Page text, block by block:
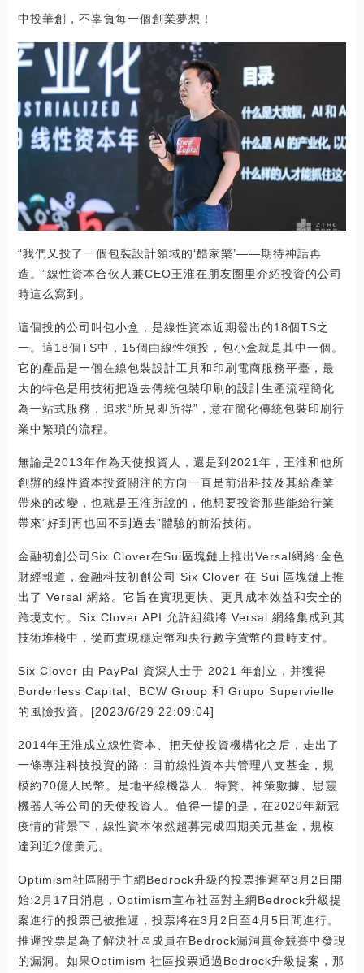
中投華創，不辜負每一個創業夢想！
“我們又投了一個包裝設計領域的‘酷家樂’——期待神話再
造。”線性資本合伙人兼CEO王淮在朋友圈里介紹投資的公司
時這么寫到。
這個投的公司叫包小盒，是線性資本近期發出的18個TS之
一。這18個TS中，15個由線性領投，包小盒就是其中一個。
它的產品是一個在線包裝設計工具和印刷電商服務平臺，最
大的特色是用技術把過去傳統包裝印刷的設計生產流程簡化
為一站式服務，追求“所見即所得”，意在簡化傳統包裝印刷行
業中繁瑣的流程。
無論是2013年作為天使投資人，還是到2021年，王淮和他所
創辦的線性資本投資關注的方向一直是前沿科技及其給產業
帶來的改變，也就是王淮所說的，他想要投資那些能給行業
帶來“好到再也回不到過去”體驗的前沿技術。
金融初創公司Six Clover在Sui區塊鏈上推出Versal網絡:金色
財經報道，金融科技初創公司 Six Clover 在 Sui 區塊鏈上推
出了 Versal 網絡。它旨在實現更快、更具成本效益和安全的
跨境支付。Six Clover API 允許組織將 Versal 網絡集成到其
技術堆棧中，從而實現穩定幣和央行數字貨幣的實時支付。
Six Clover 由 PayPal 資深人士于 2021 年創立，并獲得
Borderless Capital、BCW Group 和 Grupo Supervielle
的風險投資。[2023/6/29 22:09:04]
2014年王淮成立線性資本、把天使投資機構化之后，走出了
一條專注科技投資的路：目前線性資本共管理八支基金，規
模約70億人民幣。是地平線機器人、特贊、神策數據、思靈
機器人等公司的天使投資人。值得一提的是，在2020年新冠
疫情的背景下，線性資本依然超募完成四期美元基金，規模
達到近2億美元。
Optimism社區關于主網Bedrock升級的投票推遲至3月2日開
始:2月17日消息，Optimism宣布社區對主網Bedrock升級提
案進行的投票已被推遲，投票將在3月2日至4月5日間進行。
推遲投票是為了解決社區成員在Bedrock漏洞賞金競賽中發現
的漏洞。如果Optimism 社區投票通過Bedrock升級提案，那